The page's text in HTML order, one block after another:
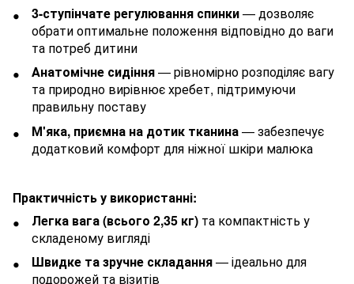
3-ступінчате регулювання спинки— дозволяє
обрати оптимальне положення відповідно до ваги
та потреб дитини
Анатомічне сидіння— рівномірно розподіляє вагу
та природно вирівнює хребет, підтримуючи
правильну поставу
М'яка, приємна на дотик тканина— забезпечує
додатковий комфорт для ніжної шкіри малюка
Практичність у використанні:
Легка вага (всього 2,35 кг) та компактність у
складеному вигляді
Швидке та зручне складання— ідеально для
подорожей та візитів